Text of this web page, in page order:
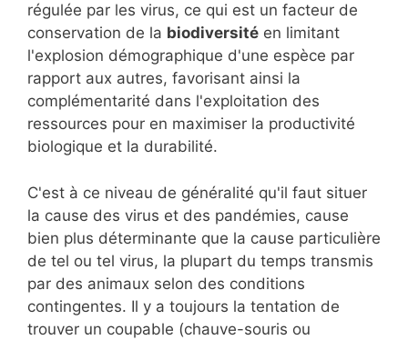
régulée par les virus, ce qui est un facteur de
conservation de la biodiversité en limitant
l'explosion démographique d'une espèce par
rapport aux autres, favorisant ainsi la
complémentarité dans l'exploitation des
ressources pour en maximiser la productivité
biologique et la durabilité.
C'est à ce niveau de généralité qu'il faut situer
la cause des virus et des pandémies, cause
bien plus déterminante que la cause particulière
de tel ou tel virus, la plupart du temps transmis
par des animaux selon des conditions
contingentes. Il y a toujours la tentation de
trouver un coupable (chauve-souris ou